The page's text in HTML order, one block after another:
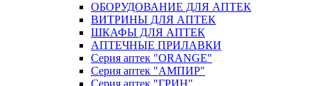
ОБОРУДОВАНИЕ ДЛЯ АПТЕК
ВИТРИНЫ ДЛЯ АПТЕК
ШКАФЫ ДЛЯ АПТЕК
АПТЕЧНЫЕ ПРИЛАВКИ
Серия аптек "ORANGE"
Серия аптек "АМПИР"
Серия аптек "ГРИН"